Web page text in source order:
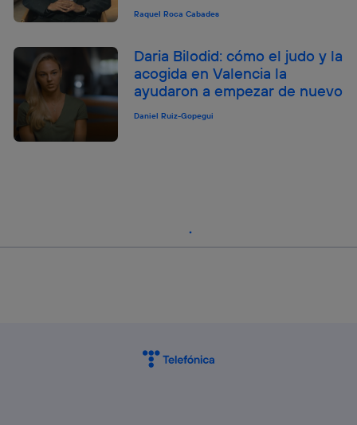
Raquel Roca Cabades
Daria Bilodid: cómo el judo y la
acogida en Valencia la
ayudaron a empezar de nuevo
Daniel Ruiz-Gopegui